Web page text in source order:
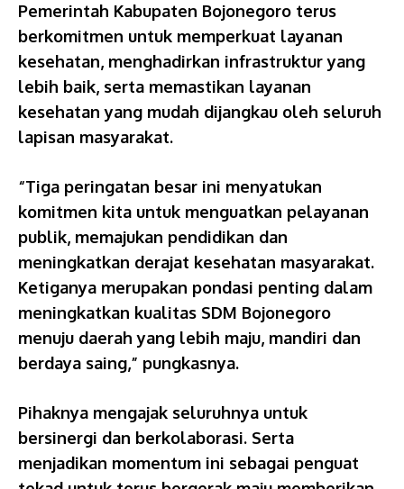
Pemerintah Kabupaten Bojonegoro terus
berkomitmen untuk memperkuat layanan
kesehatan, menghadirkan infrastruktur yang
lebih baik, serta memastikan layanan
kesehatan yang mudah dijangkau oleh seluruh
lapisan masyarakat.
“Tiga peringatan besar ini menyatukan
komitmen kita untuk menguatkan pelayanan
publik, memajukan pendidikan dan
meningkatkan derajat kesehatan masyarakat.
Ketiganya merupakan pondasi penting dalam
meningkatkan kualitas SDM Bojonegoro
menuju daerah yang lebih maju, mandiri dan
berdaya saing,” pungkasnya.
Pihaknya mengajak seluruhnya untuk
bersinergi dan berkolaborasi. Serta
menjadikan momentum ini sebagai penguat